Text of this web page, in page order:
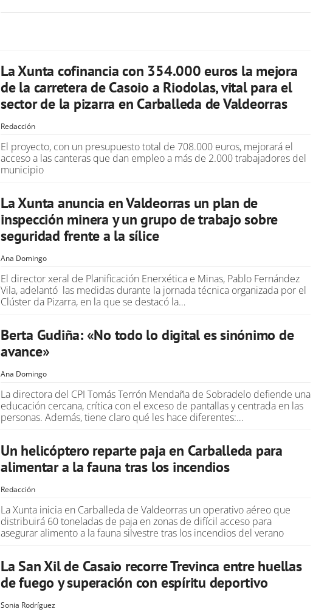
La Xunta cofinancia con 354.000 euros la mejora
de la carretera de Casoio a Riodolas, vital para el
sector de la pizarra en Carballeda de Valdeorras
Redacción
El proyecto, con un presupuesto total de 708.000 euros, mejorará el
acceso a las canteras que dan empleo a más de 2.000 trabajadores del
municipio
La Xunta anuncia en Valdeorras un plan de
inspección minera y un grupo de trabajo sobre
seguridad frente a la sílice
Ana Domingo
El director xeral de Planificación Enerxética e Minas, Pablo Fernández
Vila, adelantó las medidas durante la jornada técnica organizada por el
Clúster da Pizarra, en la que se destacó la…
Berta Gudiña: «No todo lo digital es sinónimo de
avance»
Ana Domingo
La directora del CPI Tomás Terrón Mendaña de Sobradelo defiende una
educación cercana, crítica con el exceso de pantallas y centrada en las
personas. Además, tiene claro qué les hace diferentes:…
Un helicóptero reparte paja en Carballeda para
alimentar a la fauna tras los incendios
Redacción
La Xunta inicia en Carballeda de Valdeorras un operativo aéreo que
distribuirá 60 toneladas de paja en zonas de difícil acceso para
asegurar alimento a la fauna silvestre tras los incendios del verano
La San Xil de Casaio recorre Trevinca entre huellas
de fuego y superación con espíritu deportivo
Sonia Rodríguez